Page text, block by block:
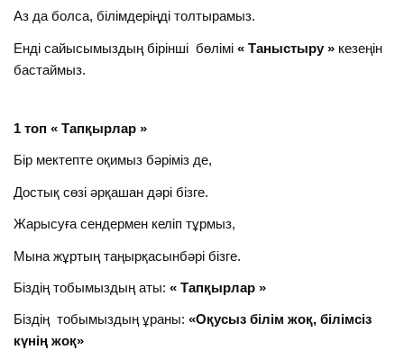
Аз да болса, білімдеріңді толтырамыз.
Енді сайысымыздың бірінші бөлімі« Таныстыру » кезеңін
бастаймыз.
1 топ « Тапқырлар »
Бір мектепте оқимыз бәріміз де,
Достық сөзі әрқашан дәрі бізге.
Жарысуға сендермен келіп тұрмыз,
Мына жұртың таңырқасынбәрі бізге.
Біздің тобымыздың аты:« Тапқырлар »
Біздің тобымыздың ұраны:«Оқусыз білім жоқ, білімсіз
күнің жоқ»